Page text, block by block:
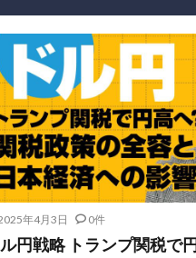
年4月3日 0件
ル円戦略 トランプ関税で